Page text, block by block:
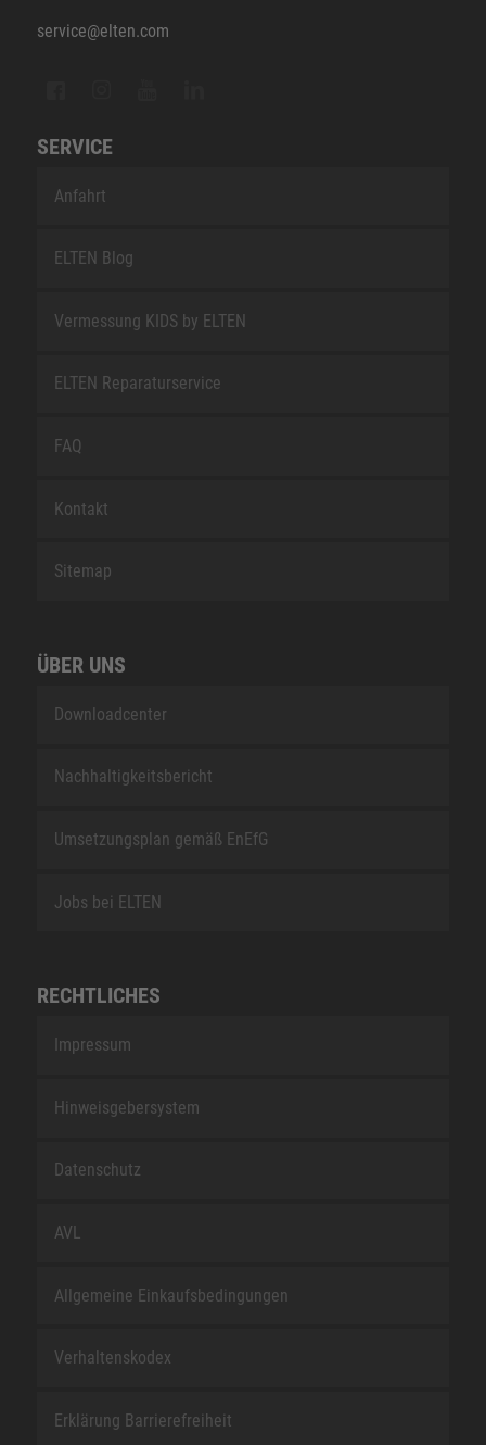
service@elten.com
SERVICE
Anfahrt
ELTEN Blog
Vermessung KIDS by ELTEN
ELTEN Reparaturservice
FAQ
Kontakt
Sitemap
ÜBER UNS
Downloadcenter
Nachhaltigkeitsbericht
Umsetzungsplan gemäß EnEfG
Jobs bei ELTEN
RECHTLICHES
Impressum
Hinweisgebersystem
Datenschutz
AVL
Allgemeine Einkaufsbedingungen
Verhaltenskodex
Erklärung Barrierefreiheit